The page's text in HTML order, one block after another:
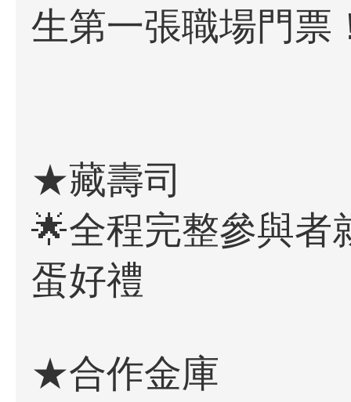
生第一張職場門票
★藏壽司
🌟全程完整參與者
蛋好禮
★合作金庫